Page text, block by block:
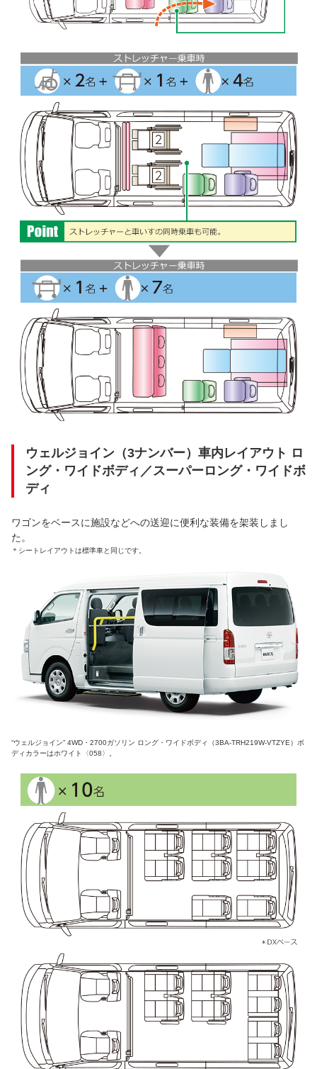
ウェルジョイン（3ナンバー）車内レイアウト ロ
ング・ワイドボディ／スーパーロング・ワイドボ
ディ
ワゴンをベースに施設などへの送迎に便利な装備を架装しまし
た。
＊ シートレイアウトは標準車と同じです。
“ウェルジョイン” 4WD・2700ガソリン ロング・ワイドボディ（3BA-TRH219W-VTZYE）ボ
ディカラーはホワイト
058